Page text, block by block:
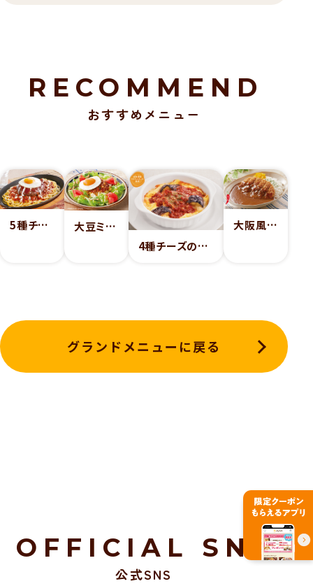
RECOMMEND
おすすめメニュー
5種チーズインハンバーグの鉄板ボロネーゼ
大豆ミートとサラダ豆の農園タコライス
4種チーズの芳醇ミートペンネグラタン（北海道産マスカルポーネ使用）
大阪風あまからカレー（ロースかつ）
グランドメニューに戻る
OFFICIAL SNS
公式SNS